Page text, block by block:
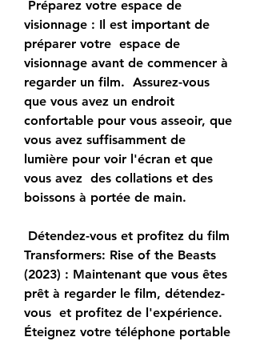
visionnage : Il est important de
préparer votre  espace de
visionnage avant de commencer à
regarder un film.  Assurez-vous
que vous avez un endroit
confortable pour vous asseoir, que
vous avez suffisamment de
lumière pour voir l'écran et que
vous avez  des collations et des
boissons à portée de main.
Transformers: Rise of the Beasts
(2023) : Maintenant que vous êtes
prêt à regarder le film, détendez-
vous  et profitez de l'expérience.
Éteignez votre téléphone portable